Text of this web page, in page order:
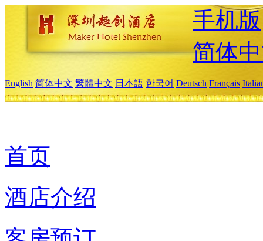
手机版
简体
English 简体中文 繁體中文 日本語 한국어 Deutsch Français
首页
酒店介绍